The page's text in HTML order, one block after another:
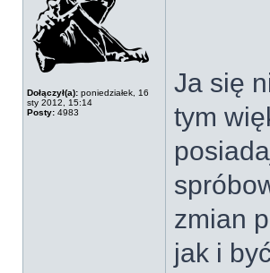
Dołączył(a): poniedziałek, 16
sty 2012, 15:14
Posty: 4983
Ja się
tym
zmian
jak i